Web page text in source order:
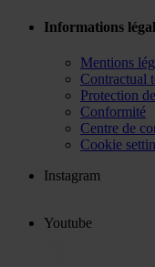
Informations
Mentions
Contractual
Protection
Conformité
Centre de
Cookie
Instagram
Youtube